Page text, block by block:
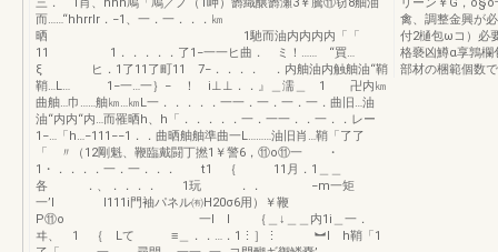
三． 1肖、hhh鳩「鳩／ノ（1岬）欝織醸欝瀬3￥騰⑪窃8舳油
而……“hhrrlr．−1、一．一．．．㎞
晒 1馳而油内内内内「「
11 1．．．．．了1−一一ヒ曲． ミ！…… “買…
ξ ヒ．1了11了町11 7−．．．． ．内舳油内触舳油“鞘
鞘…L… 1−一…一｝− ！ i⊥⊥．．』＿濡＿ 1 卍内㎞
曲舳…巾……舳㎞…㎞L一．．．．．一一．一．一．一．曲旧…油
油“内内“内…而罹晒h、h「．．．．．一．一一．．一．．レー
1−…「h…−111−−1．．曲晒舳舳準曲一L………油旧肖…鞘「了了
「 〃（12剛魁、鞭臨戴闘丁撚1￥警6，⑪o⑪一 ・
1・．．．．一．一．．． t1 ｛ 11月．1＿＿
各 ．、．．．． 1玩 ．． −m一矩
一’l l111i門袖パネル㈲H20σ6用）￥鞭
P⑪o 一l l ｛＿↓＿＿内1i＿一．
ヰ、 1 ｛ Lて ≡＿．．…．1⋮］⋮ ︼l h鞘「1
リーン￥G，
禽、調整金興が
付2樋包ωコ）必
格褻凶鱒α享鶉欄
部材の梱範個数